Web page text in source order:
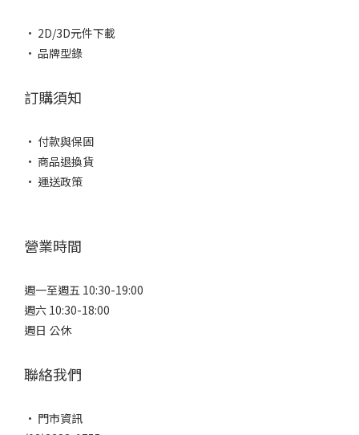
• 2D/3D元件下載
• 品牌型錄
訂購須知
• 付款與保固
• 商品退換貨
• 運送政策
營業時間
週一至週五 10:30-19:00
週六 10:30-18:00
週日 公休
聯絡我們
• 門市資訊